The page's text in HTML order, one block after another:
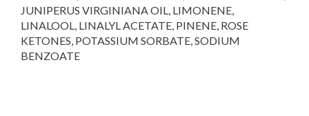
JUNIPERUS VIRGINIANA OIL, LIMONENE,
LINALOOL, LINALYL ACETATE, PINENE, ROSE
KETONES, POTASSIUM SORBATE, SODIUM
BENZOATE